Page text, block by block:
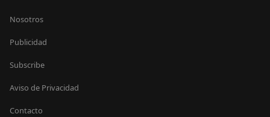
Nosotros
Publicidad
Subscribe
Aviso de Privacidad
Contacto